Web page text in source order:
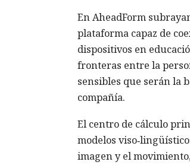
En AheadForm
plataforma capaz de
dispositivos en
fronteras entre la
sensibles que serán la
compañía.
El centro de cálculo
modelos
imagen y el